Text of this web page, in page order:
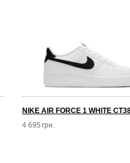
NIKE AIR FORCE 1 WHITE
4 695 грн.